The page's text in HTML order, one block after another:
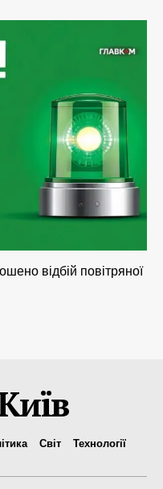
відбій повітряної
Світ
Технології